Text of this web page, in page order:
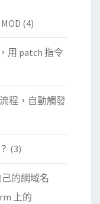
(4)
用 patch 指令
程，自動觸發
(3)
己的網域名
上的